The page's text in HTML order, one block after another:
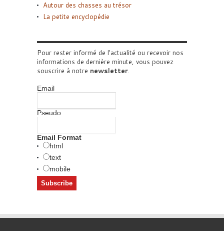
Autour des chasses au trésor
La petite encyclopédie
Pour rester informé de l'actualité ou recevoir nos
informations de dernière minute, vous pouvez
souscrire à notre newsletter.
Email
Pseudo
Email Format
html
text
mobile